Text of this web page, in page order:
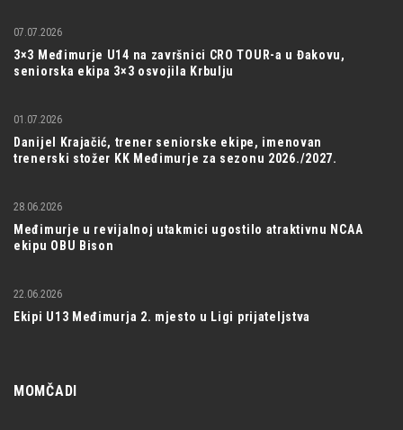
3×3 Međimurje U14 na završnici CRO TOUR-a u Đakovu,
seniorska ekipa 3×3 osvojila Krbulju
07.07.2026
Danijel Krajačić, trener seniorske ekipe, imenovan
trenerski stožer KK Međimurje za sezonu 2026./2027.
01.07.2026
Međimurje u revijalnoj utakmici ugostilo atraktivnu NCAA
ekipu OBU Bison
28.06.2026
Ekipi U13 Međimurja 2. mjesto u Ligi prijateljstva
22.06.2026
MOMČADI